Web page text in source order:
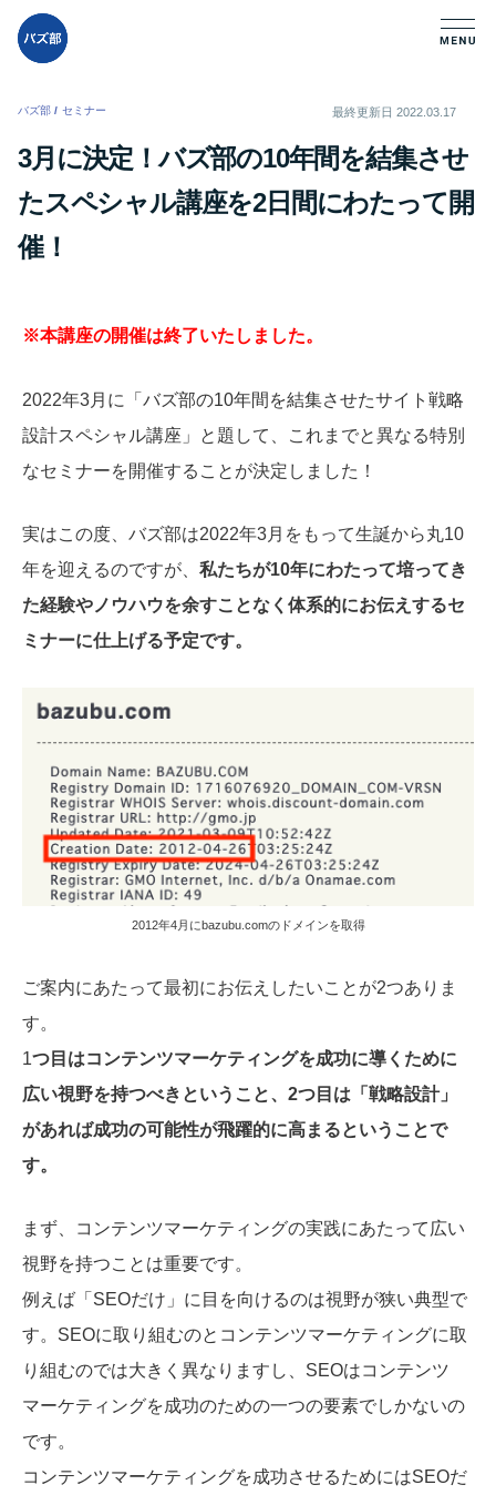
バズ部 / セミナー 最終更新日 2022.03.17
3月に決定！バズ部の10年間を結集させ
たスペシャル講座を2日間にわたって開
催！
※本講座の開催は終了いたしました。
2022年3月に「 バズ部の10年間を結集させたサイト戦略
設計スペシャル講座 」と題して、これまでと異なる特別
なセミナーを開催することが決定しました！
実はこの度、バズ部は2022年3月をもって生誕から丸10
年を迎えるのですが、 私たちが10年にわたって培ってき
た経験やノウハウを余すことなく体系的にお伝えするセ
ミナーに仕上げる予定です。
2012年4月にbazubu.comのドメインを取得
ご案内にあたって最初にお伝えしたいことが2つありま
す。
1つ目はコンテンツマーケティングを成功に導くために
広い視野を持つべきということ、2つ目は「戦略設計」
があれば成功の可能性が飛躍的に高まるということで
す。
まず、コンテンツマーケティングの実践にあたって広い
視野を持つことは重要です。
例えば「SEOだけ」に目を向けるのは視野が狭い典型で
す。 SEOに取り組むのとコンテンツマーケティングに取
り組むのでは大きく異なりますし、SEOはコンテンツ
マーケティングを成功のための一つの要素でしかないの
です。
コンテンツマーケティングを成功させるためにはSEOだ